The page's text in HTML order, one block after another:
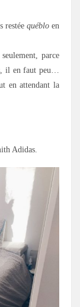
restée québloen
parce
il en faut peu…
en attendant la
Adidas.